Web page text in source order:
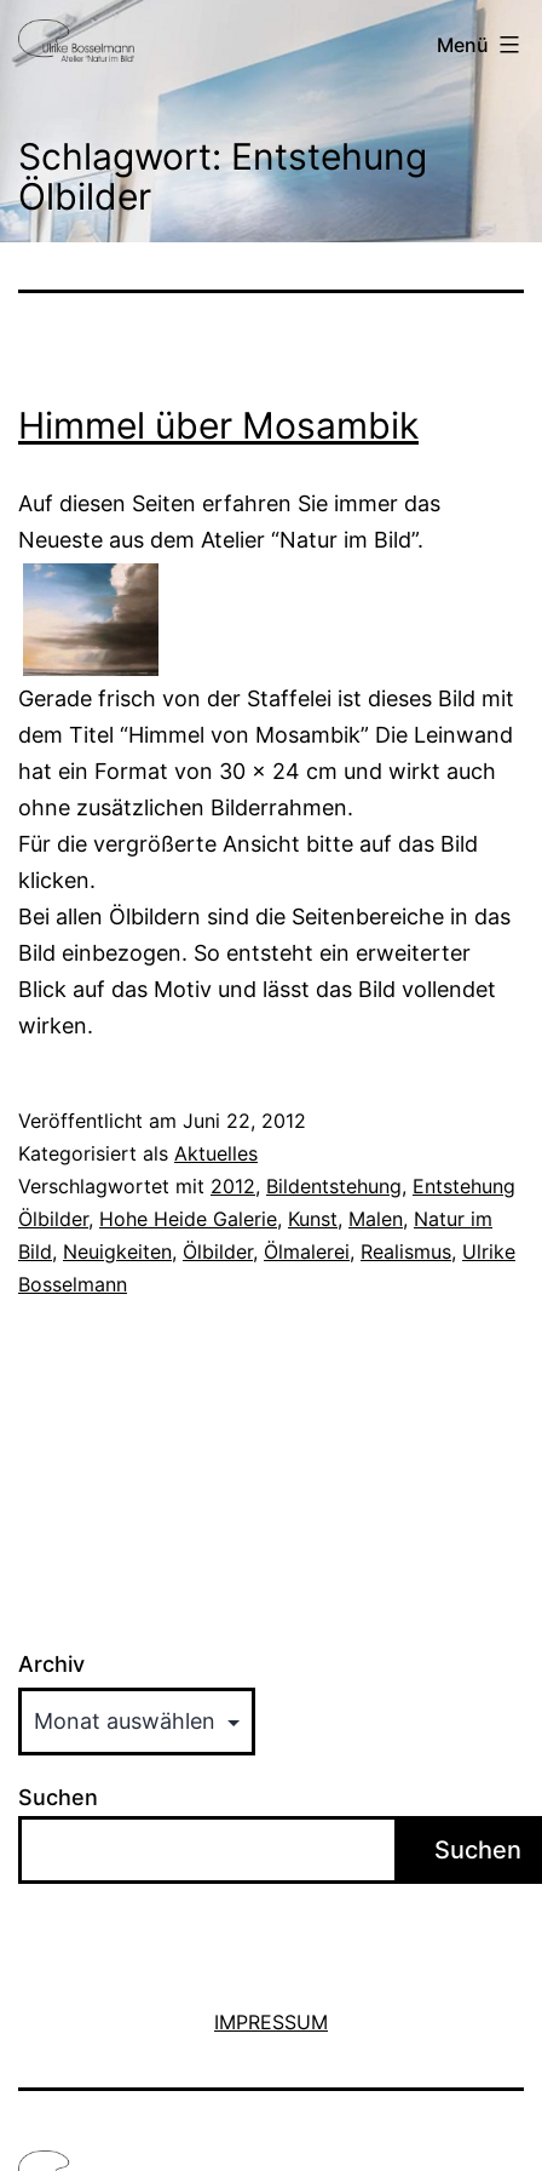
Zum
Inhalt
Ulrike
Menü
Schlagwort: Entstehung
Ölbilder
Himmel über Mosambik
Auf diesen Seiten erfahren Sie immer das
Neueste aus dem Atelier “Natur im Bild”.
Gerade frisch von der Staffelei ist dieses Bild mit
dem Titel “Himmel von Mosambik” Die Leinwand
hat ein Format von 30 x 24 cm und wirkt auch
ohne zusätzlichen Bilderrahmen.
Für die vergrößerte Ansicht bitte auf das Bild
klicken.
Bei allen Ölbildern sind die Seitenbereiche in das
Bild einbezogen. So entsteht ein erweiterter
Blick auf das Motiv und lässt das Bild vollendet
wirken.
Veröffentlicht am Juni 22, 2012
Kategorisiert als Aktuelles
Verschlagwortet mit 2012, Bildentstehung, Entstehung
Ölbilder, Hohe Heide Galerie, Kunst, Malen, Natur im
Bild, Neuigkeiten, Ölbilder, Ölmalerei, Realismus, Ulrike
Bosselmann
Archiv
Suchen
Suchen
IMPRESSUM